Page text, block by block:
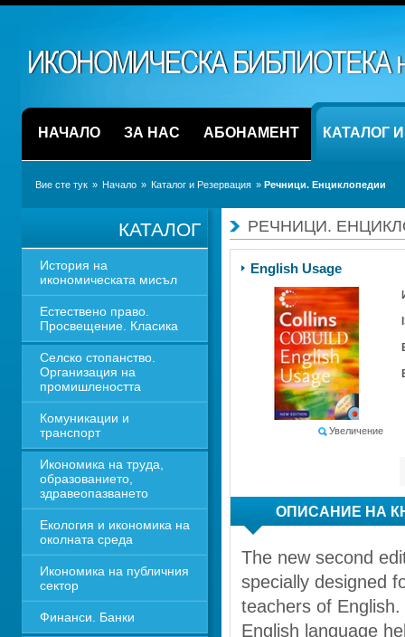
НАЧАЛО ЗА НАС АБОНАМЕНТ КАТАЛОГ
Вие сте тук » Начало » Каталог и Резервация » Речници. Енциклопедии
КАТАЛОГ
История на
икономическата мисъл
Естествено право.
Просвещение. Класика
Селско стопанство.
Организация на
промишлеността
Комуникации и
транспорт
Икономика на труда,
образованието,
здравеопазването
Екология и икономика на
околната среда
Икономика на публичния
сектор
Финанси. Банки
РЕЧНИЦИ.
English Usage
Увеличение
ОПИСАНИЕ НА
The new second
specially designed
teachers of
English language